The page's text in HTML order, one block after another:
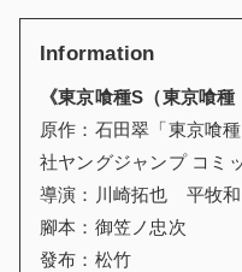
Information
《東京喰種S （東京喰
原作：石田翠「東京喰
社ヤングジャンプ コミ
導演：川崎拓也 平牧
腳本：御笠ノ忠次
發布：松竹